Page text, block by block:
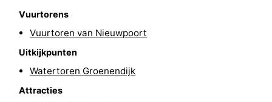
Wandelen
Paardrijden
Surfen
Eten
Vuurtorens
Vuurtoren van Nieuwpoort
Uitkijkpunten
Watertoren Groenendijk
Attracties